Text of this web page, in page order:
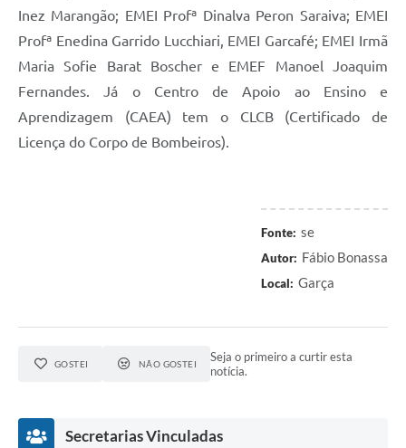
Inez Marangão; EMEI Profª Dinalva Peron Saraiva; EMEI
Profª Enedina Garrido Lucchiari, EMEI Garcafé; EMEI Irmã
Maria Sofie Barat Boscher e EMEF Manoel Joaquim
Fernandes. Já o Centro de Apoio ao Ensino e
Aprendizagem (CAEA) tem o CLCB (Certificado de
Licença do Corpo de Bombeiros).
Fonte: se
Autor: Fábio Bonassa
Local: Garça
GOSTEI NÃO GOSTEI
Seja o primeiro a curtir esta
notícia.
Secretarias Vinculadas